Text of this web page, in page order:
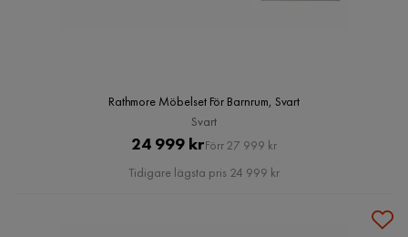
Rathmore Möbelset För Barnrum, Svart
Svart
Pris
24 999 krOriginal
Pris
Förr 27 999 kr
Tidigare lägsta pris 24 999 kr